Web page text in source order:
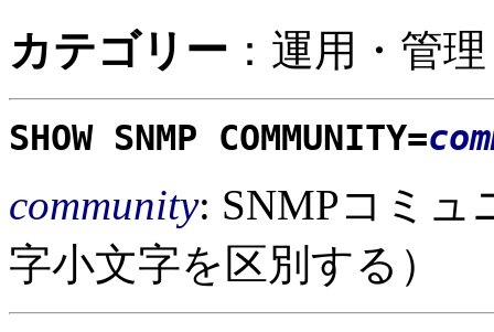
カテゴリー ：運用・管
SHOW SNMP COMMUNITY=
community: SNMPコミュ
字小文字を区別する）